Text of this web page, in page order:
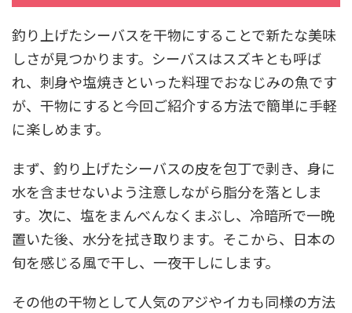
釣り上げたシーバスを干物にすることで新たな美味
しさが見つかります。シーバスはスズキとも呼ば
れ、刺身や塩焼きといった料理でおなじみの魚です
が、干物にすると今回ご紹介する方法で簡単に手軽
に楽しめます。
まず、釣り上げたシーバスの皮を包丁で剥き、身に
水を含ませないよう注意しながら脂分を落としま
す。次に、塩をまんべんなくまぶし、冷暗所で一晩
置いた後、水分を拭き取ります。そこから、日本の
旬を感じる風で干し、一夜干しにします。
その他の干物として人気のアジやイカも同様の方法